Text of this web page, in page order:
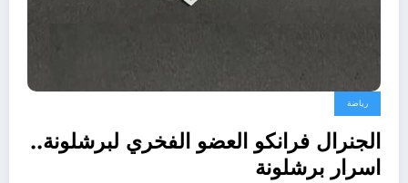
رياضة
الجنرال فرانكو العضو الفخري لبرشلونة..
اسرار برشلونة